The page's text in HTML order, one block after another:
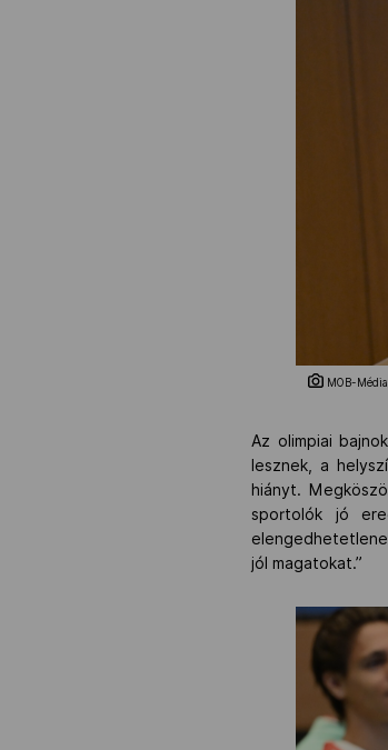
MOB-
Az olimpiai
lesznek, a
hiányt.
sportolók jó
jól magatokat.”